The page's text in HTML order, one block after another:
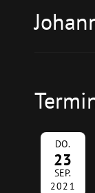
DO.
23
SEP.
2021